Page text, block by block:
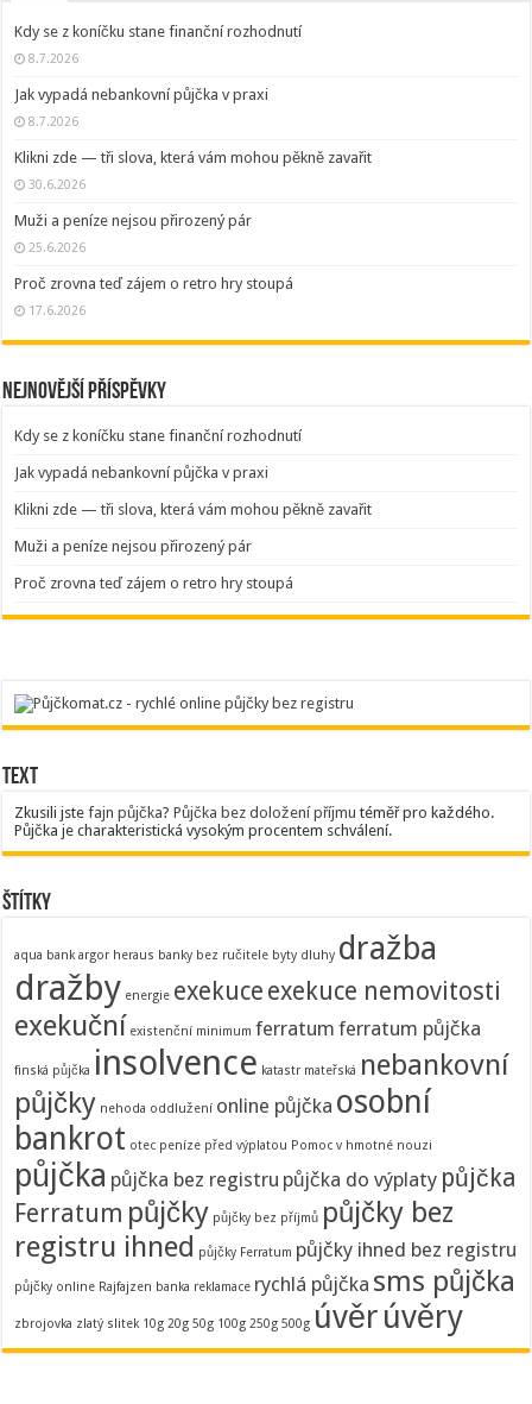
Kdy se z koníčku stane finanční rozhodnutí
8.7.2026
Jak vypadá nebankovní půjčka v praxi
8.7.2026
Klikni zde — tři slova, která vám mohou pěkně zavařit
30.6.2026
Muži a peníze nejsou přirozený pár
25.6.2026
Proč zrovna teď zájem o retro hry stoupá
17.6.2026
Nejnovější příspěvky
Kdy se z koníčku stane finanční rozhodnutí
Jak vypadá nebankovní půjčka v praxi
Klikni zde — tři slova, která vám mohou pěkně zavařit
Muži a peníze nejsou přirozený pár
Proč zrovna teď zájem o retro hry stoupá
Text
Zkusili jstefajn půjčka?Půjčka bez doložení příjmu téměř pro každého.
Půjčka je charakteristická vysokým procentem schválení.
Štítky
aqua bank argor heraus banky bez ručitele byty dluhy dražba
dražby energie exekuce exekuce nemovitosti
exekuční existenční minimum ferratum ferratum půjčka
finská půjčka insolvence katastr mateřská nebankovní
půjčky nehoda oddlužení online půjčka osobní
bankrot otec peníze před výplatou Pomoc v hmotné nouzi
půjčka půjčka bez registru půjčka do výplaty půjčka
Ferratum půjčky půjčky bez příjmů půjčky bez
registru ihned půjčky Ferratum půjčky ihned bez registru
půjčky online Rajfajzen banka reklamace rychlá půjčka sms půjčka
zbrojovka zlatý slitek 10g 20g 50g 100g 250g 500g úvěrúvěry